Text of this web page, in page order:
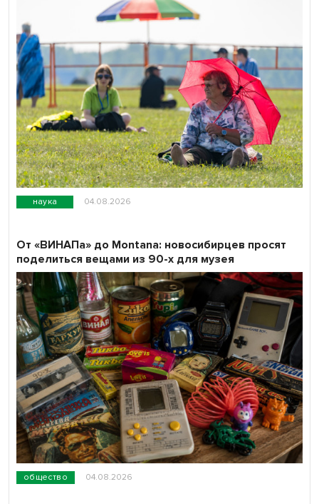
наука 04.08.2026
общество 04.08.2026
От «ВИНАПа» до Montana: новосибирцев просят
поделиться вещами из 90-х для музея